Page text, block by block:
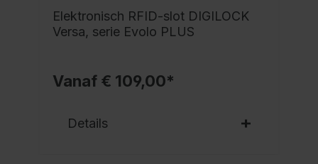
Elektronisch RFID-slot DIGILOCK
Versa, serie Evolo PLUS
Vanaf € 109,00*
Details